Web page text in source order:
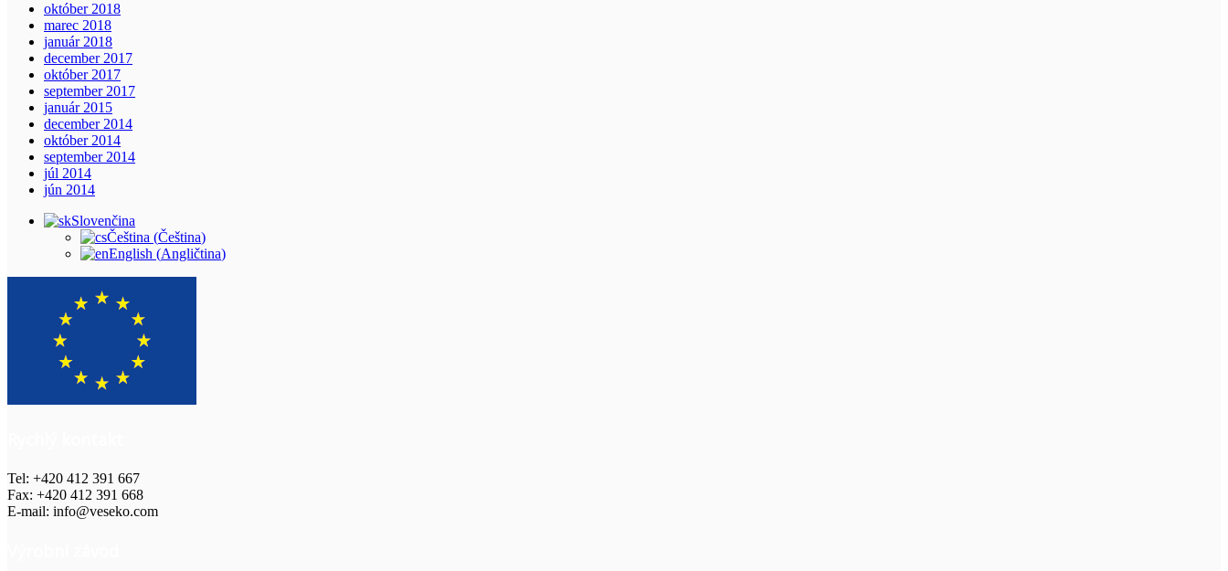
október 2018
marec 2018
január 2018
december 2017
október 2017
september 2017
január 2015
december 2014
október 2014
september 2014
júl 2014
jún 2014
Slovenčina
Čeština (Čeština)
English (Angličtina)
Tel: +420 412 391 667
Fax: +420 412 391 668
E-mail: info@veseko.com